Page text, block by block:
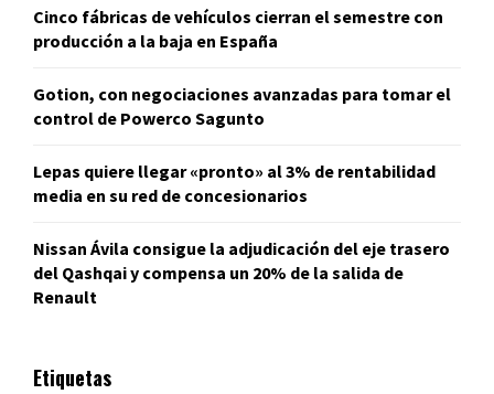
Cinco fábricas de vehículos cierran el semestre con
producción a la baja en España
Gotion, con negociaciones avanzadas para tomar el
control de Powerco Sagunto
Lepas quiere llegar «pronto» al 3% de rentabilidad
media en su red de concesionarios
Nissan Ávila consigue la adjudicación del eje trasero
del Qashqai y compensa un 20% de la salida de
Renault
Etiquetas